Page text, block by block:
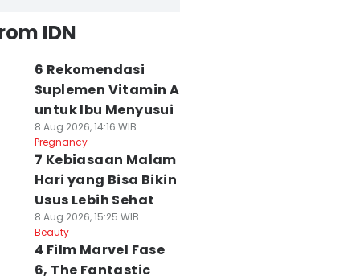
IDN
6 Rekomendasi
Suplemen Vitamin A
untuk Ibu Menyusui
8 Aug 2026, 14:16 WIB
Pregnancy
7 Kebiasaan Malam
Hari yang Bisa Bikin
Usus Lebih Sehat
8 Aug 2026, 15:25 WIB
Beauty
4 Film Marvel Fase
6, The Fantastic